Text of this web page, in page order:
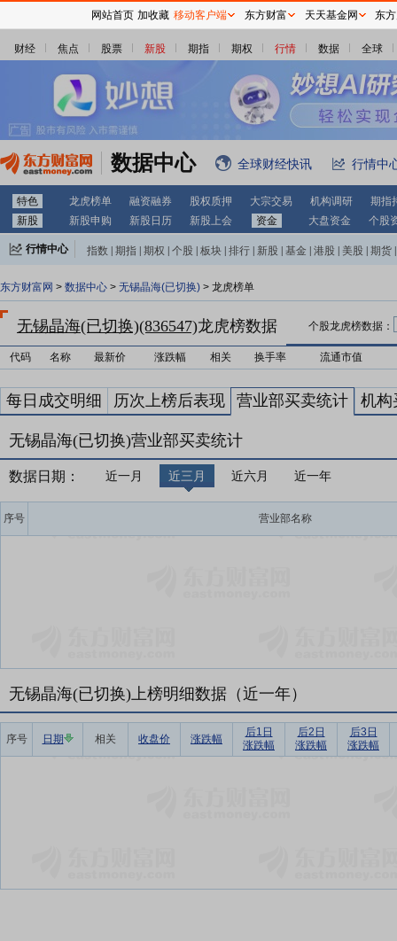
财经 焦点 股票 新股 期指 期权 行情 数据 全球
数据中心 全球财经快讯 行情中
特色 龙虎榜单 融资融券 股权质押 大宗交易 机构调研
期指
新股
新股申购 新股日历 新股上会 资金 大盘资金 个股
行情中心 指数 期指 期权 个股 板块 排行 新股 基金 港股 美股 期货
东方财富网 > 数据中心 > 无锡晶海(已切换) > 龙虎榜单
无锡晶海(已切换)(836547)龙虎榜数据 个股龙虎榜数据：
代码 名称 最新价 涨跌幅 相关 换手率 流通市值
每日成交明细 历次上榜后表现 营业部买卖统计 机构
无锡晶海(已切换)营业部买卖统计
数据日期： 近一月 近三月 近六月 近一年
序号 营业部名称
无锡晶海(已切换)上榜明细数据（近一年）
序号 日期 相关 收盘价 涨跌幅
后1日
涨跌幅
后2日
涨跌幅
后3日
涨跌幅
网站首页 加收藏 移动客户端 东方财富 天天基金网 东